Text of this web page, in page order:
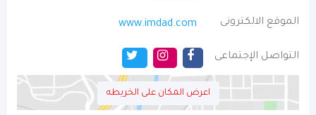
الموقع الالكترونى www.imdad.com
التواصل الإجتماعى
اعرض المكان على الخريطه